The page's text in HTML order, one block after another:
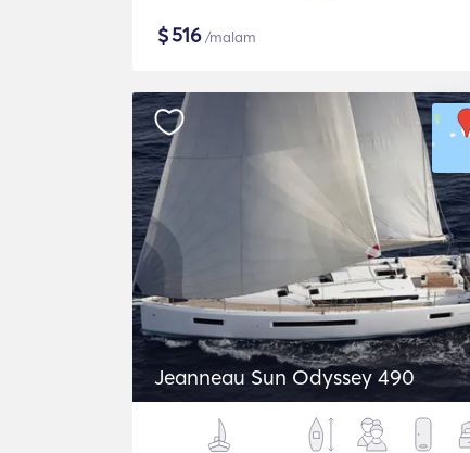
$516/malam
Jeanneau Sun Odyssey 490